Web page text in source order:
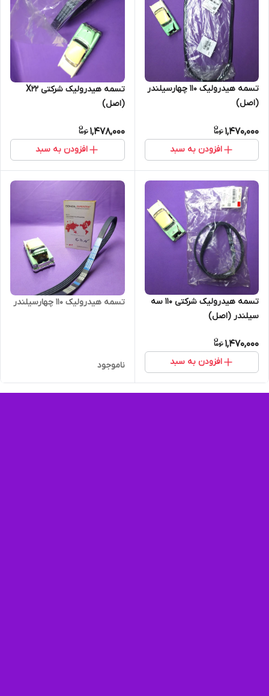
تسمه هیدرولیک 110 چهارسیلندر
(اصل)
1,470,000
افزودن به سبد
تسمه هیدرولیک شرکتی X22
(اصل)
1,478,000
افزودن به سبد
تسمه هیدرولیک شرکتی 110 سه
سیلندر (اصل)
1,470,000
افزودن به سبد
تسمه هیدرولیک 110 چهارسیلندر
ناموجود